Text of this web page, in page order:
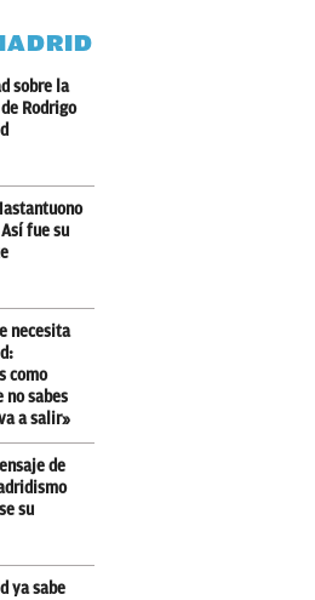
sobre la
Rodrigo
fue su
necesita
como
no sabes
a salir»
de
su
ya sabe